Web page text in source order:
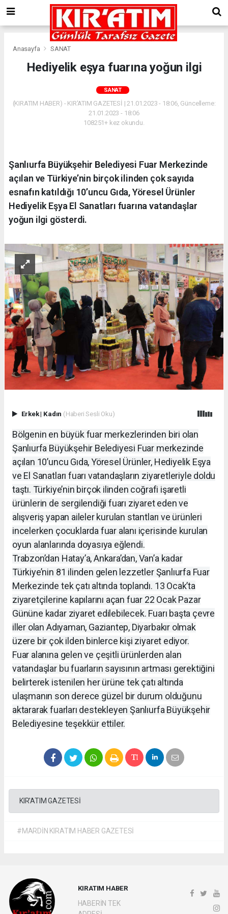
Anasayfa SANAT
Hediyelik eşya fuarına yoğun ilgi
SANAT
(KIRATIM HABER) - KIR'ATIM GAZETESİ | 21.01.2023 - 18:06, Güncelleme:
21.01.2023 - 18:06
108251+ kez okundu.
Şanlıurfa Büyükşehir Belediyesi Fuar Merkezinde
açılan ve Türkiye’nin birçok ilinden çok sayıda
esnafın katıldığı 10’uncu Gıda, Yöresel Ürünler
Hediyelik Eşya El Sanatları fuarına vatandaşlar
yoğun ilgi gösterdi.
Erkek| Kadın (Haberi Sesli Oku)
Bölgenin en büyük fuar merkezlerinden biri olan
Şanlıurfa Büyükşehir Belediyesi Fuar merkezinde
açılan 10’uncu Gıda, Yöresel Ürünler, Hediyelik Eşya
ve El Sanatları fuarı vatandaşların ziyaretleriyle doldu
taştı. Türkiye’nin birçok ilinden coğrafi işaretli
ürünlerin de sergilendiği fuarı ziyaret eden ve
alışveriş yapan aileler kurulan stantları ve ürünleri
incelerken çocuklarda fuar alanı içerisinde kurulan
oyun alanlarında doyasıya eğlendi.
Trabzon’dan Hatay’a, Ankara’dan, Van’a kadar
Türkiye’nin 81 ilinden gelen lezzetler Şanlıurfa Fuar
Merkezinde tek çatı altında toplandı. 13 Ocak’ta
ziyaretçilerine kapılarını açan fuar 22 Ocak Pazar
Gününe kadar ziyaret edilebilecek. Fuarı başta çevre
iller olan Adıyaman, Gaziantep, Diyarbakır olmak
üzere bir çok ilden binlerce kişi ziyaret ediyor.
Fuar alanına gelen ve çeşitli ürünlerden alan
vatandaşlar bu fuarların sayısının artması gerektiğini
belirterek istenilen her ürüne tek çatı altında
ulaşmanın son derece güzel bir durum olduğunu
aktararak fuarları destekleyen Şanlıurfa Büyükşehir
Belediyesine teşekkür ettiler.
KIR'ATIM GAZETESİ
#MARDİN KIRATIM HABER GAZETESİ
KIRATIM HABER
HABERİN TEK